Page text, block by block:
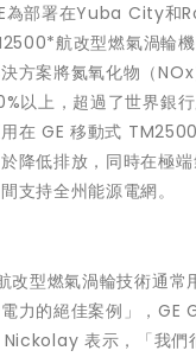
為部署在Yuba City和
航改型燃氣渦輪
方案將氮氧化物（NOx
以上，超過了世界銀
在 GE 移動式
降低排放，同時在極
支持全州能源電網。
改型燃氣渦輪技術通
力的絕佳案例」，GE
表示，「我們